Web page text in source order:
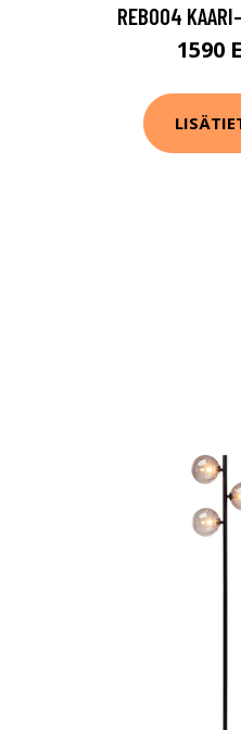
REB004
1590